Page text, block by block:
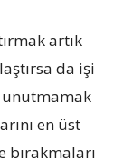
artık
da işi
en üst
bırakmaları